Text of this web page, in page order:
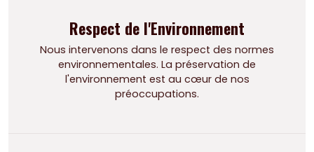
Respect de l'Environnement
Nous intervenons dans le respect des normes
environnementales. La préservation de
l'environnement est au cœur de nos
préoccupations.